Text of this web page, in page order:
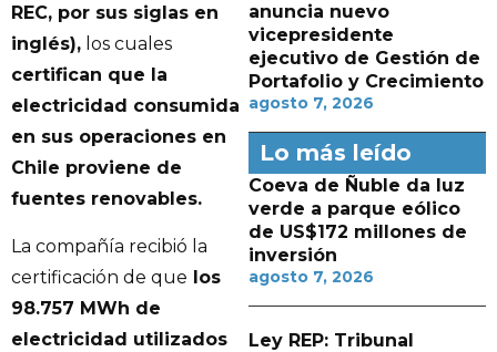
REC, por sus siglas en
inglés), los cuales
certifican que la
electricidad consumida
en sus operaciones en
Chile proviene de
fuentes renovables.
La compañía recibió la
certificación de que los
98.757 MWh de
electricidad utilizados
anuncia nuevo
vicepresidente
ejecutivo de Gestión de
Portafolio y Crecimiento
agosto 7, 2026
Lo más leído
Coeva de Ñuble da luz
verde a parque eólico
de US$172 millones de
inversión
agosto 7, 2026
Ley REP: Tribunal